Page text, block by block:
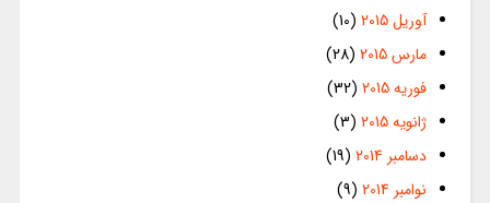
آوریل 2015
(10)
مارس 2015
(28)
فوریه 2015
(32)
ژانویه 2015
(3)
دسامبر 2014
(19)
نوامبر 2014
(9)